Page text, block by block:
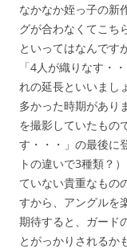
なかなか姪っ子の新
グが合わなくてこち
といってはなんです
「4人が織りなす・
れの延長といいまし
多かった時期があり
を撮影していたもの
す・・・」の最後に
トの違いで3種類？
ていない貴重なもの
すから、アングルを
期待すると、ガード
とがっかりされるか